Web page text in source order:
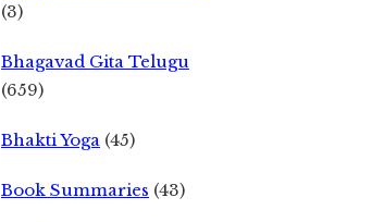
(3)
Bhagavad Gita Telugu
(659)
Bhakti Yoga (45)
Book Summaries (43)